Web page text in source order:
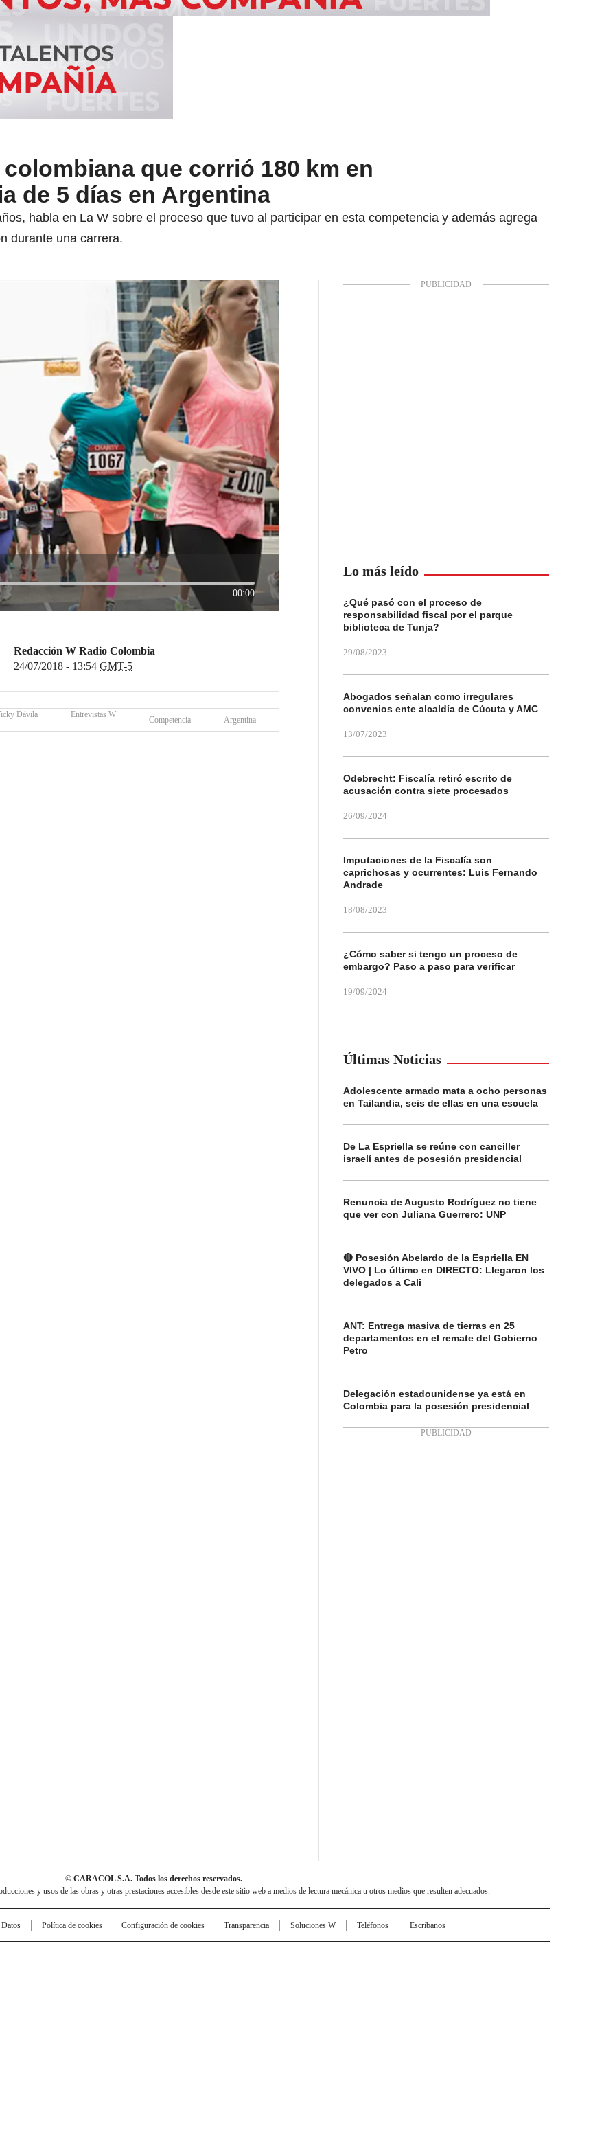
que corrió 180 km en
de 5 días en Argentina
habla en La W sobre el proceso que tuvo al participar en esta competencia y además agrega
durante una carrera.
00:00
Redacción W Radio Colombia
24/07/2018 - 13:54 GMT-5
Dávila Entrevistas W
Competencia Argentina
Lo más leído
¿Qué pasó con el proceso de
responsabilidad fiscal por el parque
biblioteca de Tunja?
29/08/2023
Abogados señalan como irregulares
convenios ente alcaldía de Cúcuta y AMC
13/07/2023
Odebrecht: Fiscalía retiró escrito de
acusación contra siete procesados
26/09/2024
Imputaciones de la Fiscalía son
caprichosas y ocurrentes: Luis Fernando
Andrade
18/08/2023
¿Cómo saber si tengo un proceso de
embargo? Paso a paso para verificar
19/09/2024
Últimas Noticias
Adolescente armado mata a ocho personas
en Tailandia, seis de ellas en una escuela
De La Espriella se reúne con canciller
israelí antes de posesión presidencial
Renuncia de Augusto Rodríguez no tiene
que ver con Juliana Guerrero: UNP
🔴 Posesión Abelardo de la Espriella EN
VIVO | Lo último en DIRECTO: Llegaron los
delegados a Cali
ANT: Entrega masiva de tierras en 25
departamentos en el remate del Gobierno
Petro
Delegación estadounidense ya está en
Colombia para la posesión presidencial
© CARACOL S.A. Todos los derechos reservados.
y usos de las obras y otras prestaciones accesibles desde este sitio web a medios de lectura mecánica u otros medios que resulten adecuados.
Política de cookies Configuración de cookies Transparencia Soluciones W Teléfonos Escríbanos